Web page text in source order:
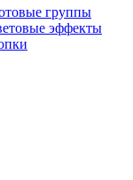
группы
эффекты